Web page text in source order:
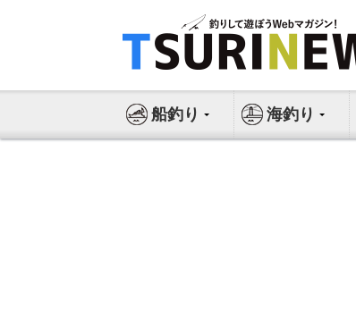
ス
船釣り 海釣り